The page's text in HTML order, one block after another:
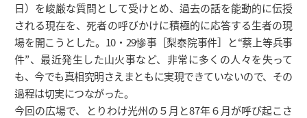
日）を峻厳な質問として受けとめ、過去の話を能動的に伝授
される現在を、死者の呼びかけに積極的に応答する生者の現
場を開こうとした。10・29惨事［梨泰院事件］と“蔡上等兵事
件”、最近発生した山火事など、非常に多くの人々を失って
も、今でも真相究明さえまともに実現できていないので、その
過程は切実につながった。
今回の広場で、とりわけ光州の５月と87年６月が呼び起こさ